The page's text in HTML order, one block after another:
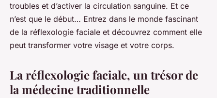
troubles et d’activer la circulation sanguine. Et ce
n’est que le début… Entrez dans le monde fascinant
de la réflexologie faciale et découvrez comment elle
peut transformer votre visage et votre corps.
La réflexologie faciale, un trésor de
la médecine traditionnelle